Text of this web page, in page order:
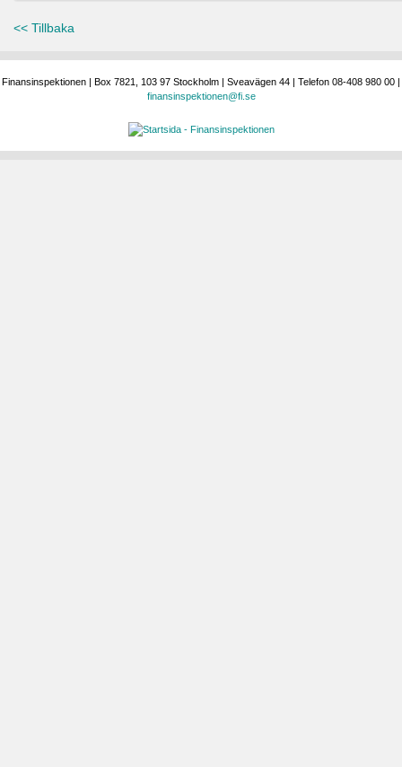
<< Tillbaka
Finansinspektionen | Box 7821, 103 97 Stockholm | Sveavägen 44 | Telefon 08-408 980 00 |
finansinspektionen@fi.se